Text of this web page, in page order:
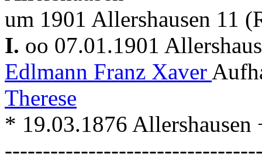
um 1901 Allershausen 11
I. oo 07.01.1901
Edlmann Franz Xaver
Therese
* 19.03.1876 Allershausen